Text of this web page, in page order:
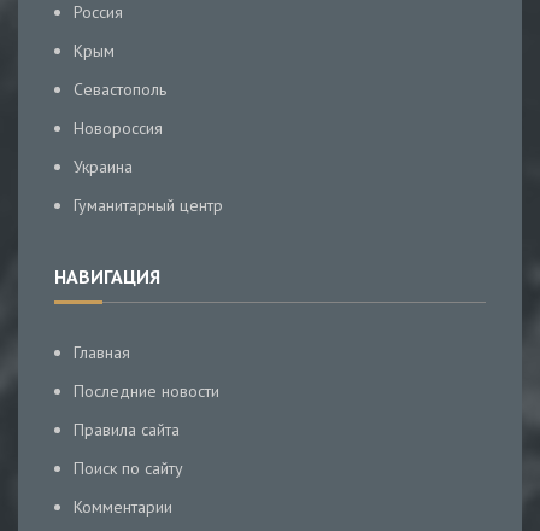
Россия
Крым
Севастополь
Новороссия
Украина
Гуманитарный центр
НАВИГАЦИЯ
Главная
Последние новости
Правила сайта
Поиск по сайту
Комментарии